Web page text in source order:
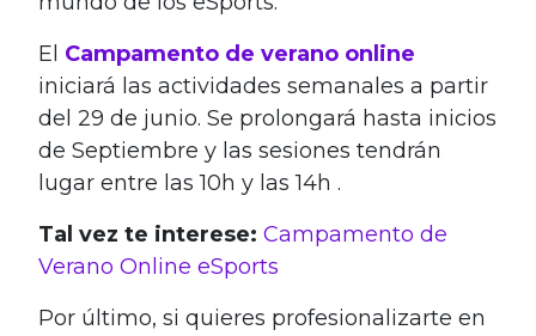
El Campamento de verano online
iniciará las actividades semanales a partir
del 29 de junio. Se prolongará hasta inicios
de Septiembre y las sesiones tendrán
lugar entre las 10h y las 14h .
Tal vez te interese: Campamento de
Verano Online eSports
Por último, si quieres profesionalizarte en